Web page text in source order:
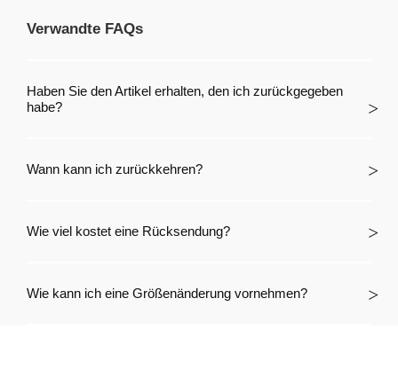
Verwandte FAQs
Haben Sie den Artikel erhalten, den ich zurückgegeben
habe?
Wann kann ich zurückkehren?
Wie viel kostet eine Rücksendung?
Wie kann ich eine Größenänderung vornehmen?